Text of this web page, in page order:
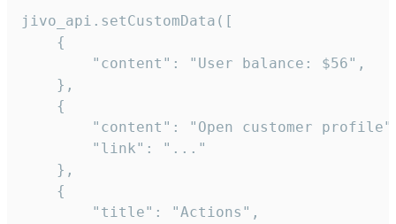
jivo_api.setCustomData([
    {
        "content": "User balance: $56",
    },
    {
"content": "Open customer
        "link": "..."
    },
    {
        "title": "Actions",